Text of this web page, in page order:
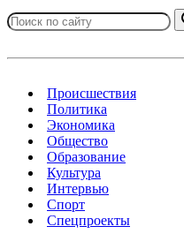
for:
Происшествия
Политика
Экономика
Общество
Образование
Культура
Интервью
Спорт
Спецпроекты